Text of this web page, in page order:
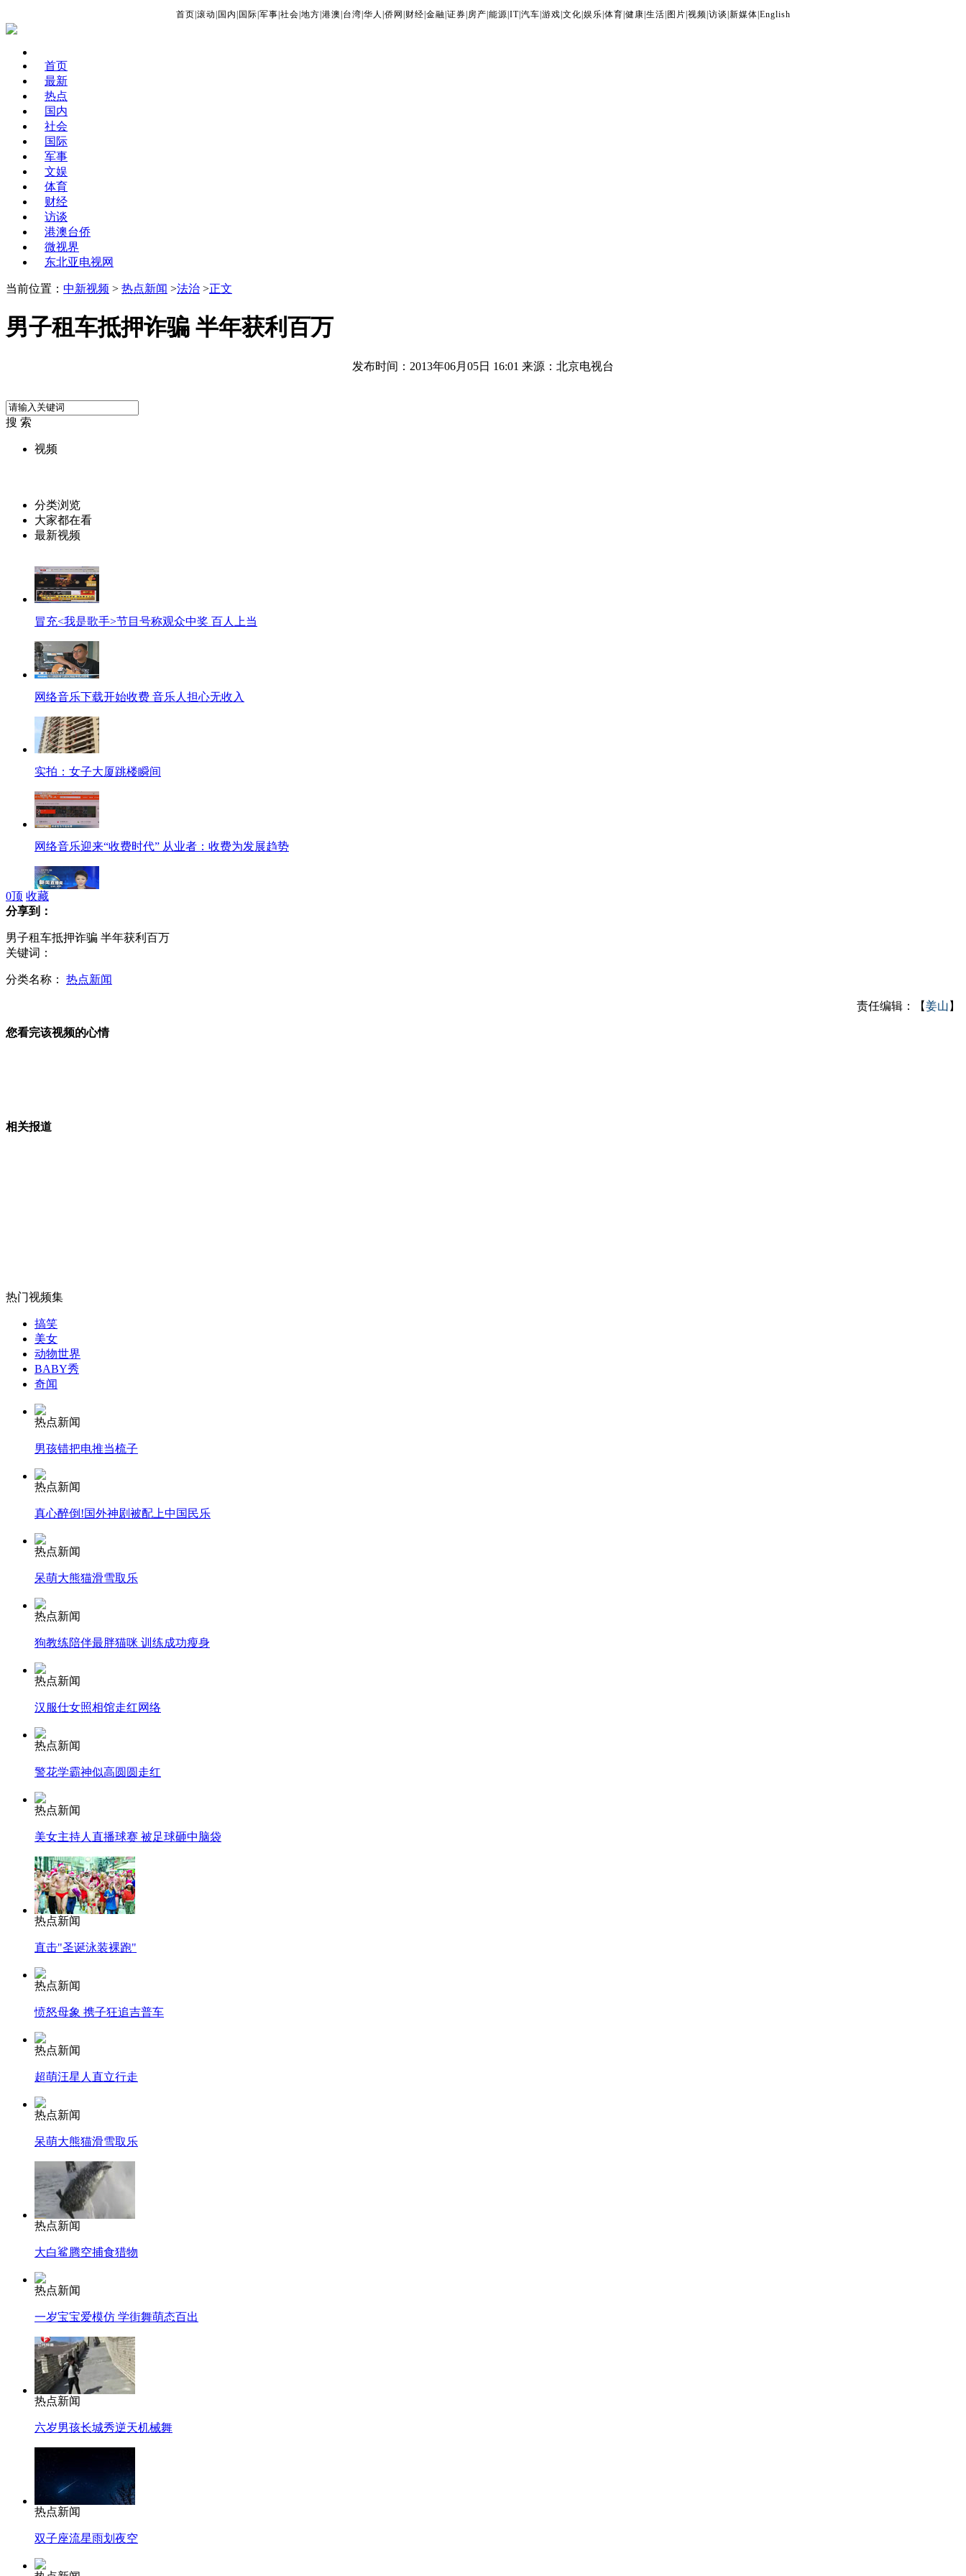
首页 滚动 国内 国际 军事 社会 地方 港澳 台湾 华人 侨网 财经 金融 证券 房产 能源 IT| 汽车 游戏 文化 娱乐 体育 健康 生活 图片 视频 访谈 新媒体 English
首页
最新
热点
国内
社会
国际
军事
文娱
体育
财经
访谈
港澳台侨
微视界
东北亚电视网
当前位置： 中新视频 > 热点新闻 >法治 >正文
男子租车抵押诈骗 半年获利百万
发布时间：2013年06月05日 16:01 来源：北京电视台
搜 索
视频
分类浏览
大家都在看
最新视频
冒充<我是歌手>节目号称观众中奖 百人上当
网络音乐下载开始收费 音乐人担心无收入
实拍：女子大厦跳楼瞬间
网络音乐迎来“收费时代” 从业者：收费为发展趋势
普京:俄尚未履行向叙出口S-300合同
女孩落水 少年跳河施救2人遇难
山西运城恶犬咬伤多人 警民合力深夜将其击毙
女孩北京地铁殴打老人 痛下狠手拳打脚踢
无痛分娩是否安全 医生回应
外交部：反对强权政治霸凌主义
安徽一实载49人客车翻车
走！跟着总书记去植树
消防员救轻生者 花炮节热闹非凡
纽约上演“枕头大战”
司机酒驾遇交警 急速倒车逃窜
0顶 收藏
分享到：
男子租车抵押诈骗 半年获利百万
关键词：
分类名称： 热点新闻
责任编辑：【姜山 】
您看完该视频的心情
相关报道
热门视频集
搞笑
美女
动物世界
BABY秀
奇闻
热点新闻
男孩错把电推当梳子
热点新闻
真心醉倒!国外神剧被配上中国民乐
热点新闻
呆萌大熊猫滑雪取乐
热点新闻
狗教练陪伴最胖猫咪 训练成功瘦身
热点新闻
汉服仕女照相馆走红网络
热点新闻
警花学霸神似高圆圆走红
热点新闻
美女主持人直播球赛 被足球砸中脑袋
热点新闻
直击"圣诞泳装裸跑"
热点新闻
愤怒母象 携子狂追吉普车
热点新闻
超萌汪星人直立行走
热点新闻
呆萌大熊猫滑雪取乐
热点新闻
大白鲨腾空捕食猎物
热点新闻
一岁宝宝爱模仿 学街舞萌态百出
热点新闻
六岁男孩长城秀逆天机械舞
热点新闻
双子座流星雨划夜空